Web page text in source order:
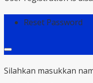
Reset Password
Silahkan masukkan